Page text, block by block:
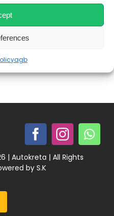
agb
Persönliche
auf Kreta? Dann
| Autokreta | All Rights
by S.K